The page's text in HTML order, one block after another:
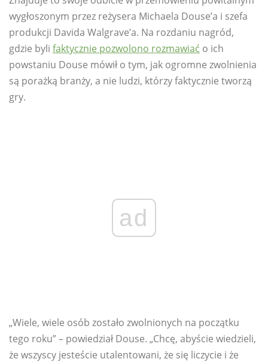
wygłoszonym przez reżysera Michaela Douse’a i szefa
produkcji Davida Walgrave’a. Na rozdaniu nagród,
gdzie byli faktycznie pozwolono rozmawiać o ich
powstaniu Douse mówił o tym, jak ogromne zwolnienia
są porażką branży, a nie ludzi, którzy faktycznie tworzą
gry.
ad
„Wiele, wiele osób zostało zwolnionych na początku
tego roku” – powiedział Douse. „Chcę, abyście wiedzieli,
że wszyscy jesteście utalentowani, że się liczycie i że